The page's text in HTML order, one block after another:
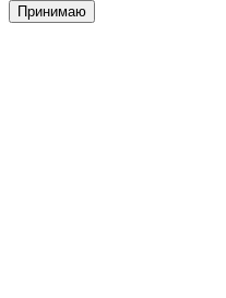
Принимаю